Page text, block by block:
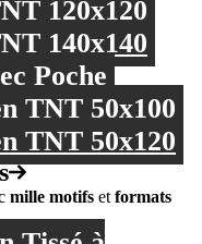
120x120
140x140
Poche
TNT 50x100
TNT 50x120
mille motifs et formats